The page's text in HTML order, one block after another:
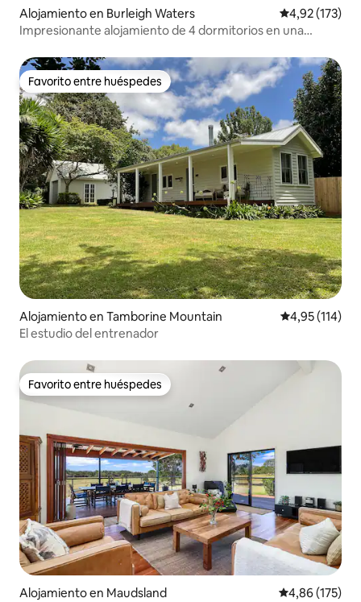
Alojamiento en Burleigh Waters Calificación
4,92 (173)
Impresionante alojamiento de 4 dormitorios en una
Favorito entre huéspedes
Favorito entre huéspedes
Alojamiento en Tamborine Mountain Calificación
4,95 (114)
El estudio del entrenador
Favorito entre huéspedes
Favorito entre huéspedes
Alojamiento en Maudsland Calificación
4,86 (175)